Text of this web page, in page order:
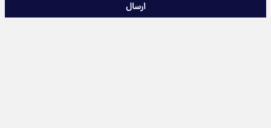
ارسال